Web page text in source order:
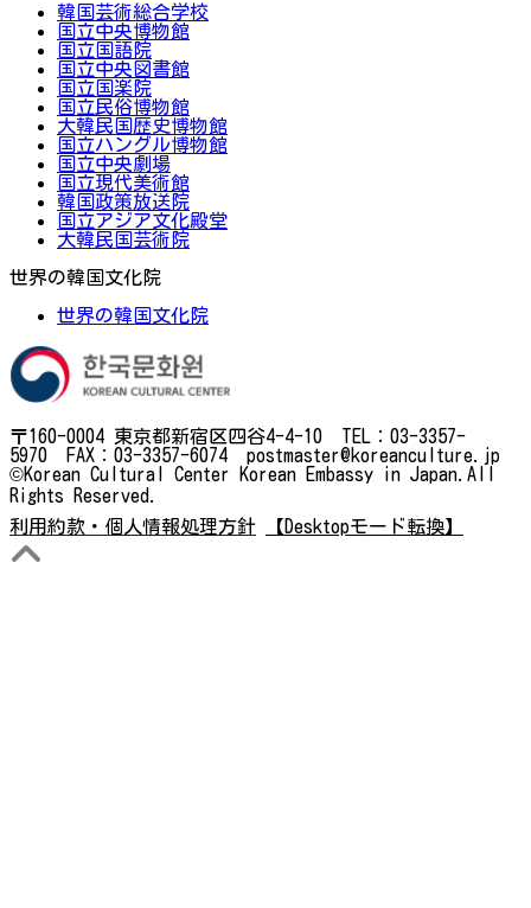
韓国芸術総合学校
国立中央博物館
国立国語院
国立中央図書館
国立国楽院
国立民俗博物館
大韓民国歴史博物館
国立ハングル博物館
国立中央劇場
国立現代美術館
韓国政策放送院
国立アジア文化殿堂
大韓民国芸術院
世界の韓国文化院
世界の韓国文化院
〒160-0004 東京都新宿区四谷4-4-10 TEL：03-3357-
5970 FAX：03-3357-6074 postmaster@koreanculture.jp
©Korean Cultural Center Korean Embassy in Japan.All
Rights Reserved.
利用約款・個人情報処理方針
【Desktopモード転換】